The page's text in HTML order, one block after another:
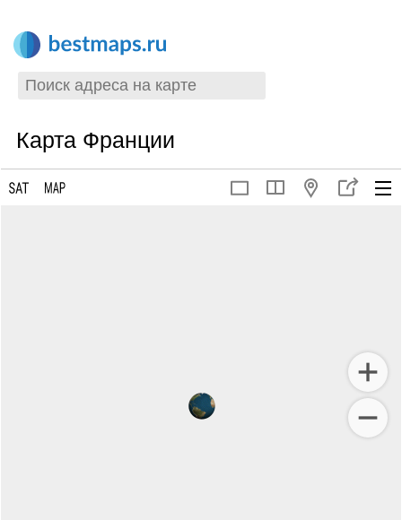
Карта Франции